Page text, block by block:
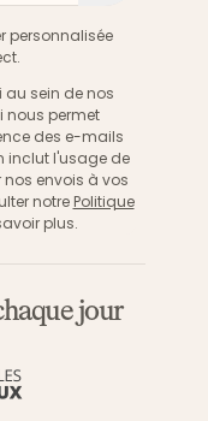
personnalisée
au sein de nos
nous permet
des e-mails
inclut l'usage de
envois à vos
notre Politique
plus.
jour